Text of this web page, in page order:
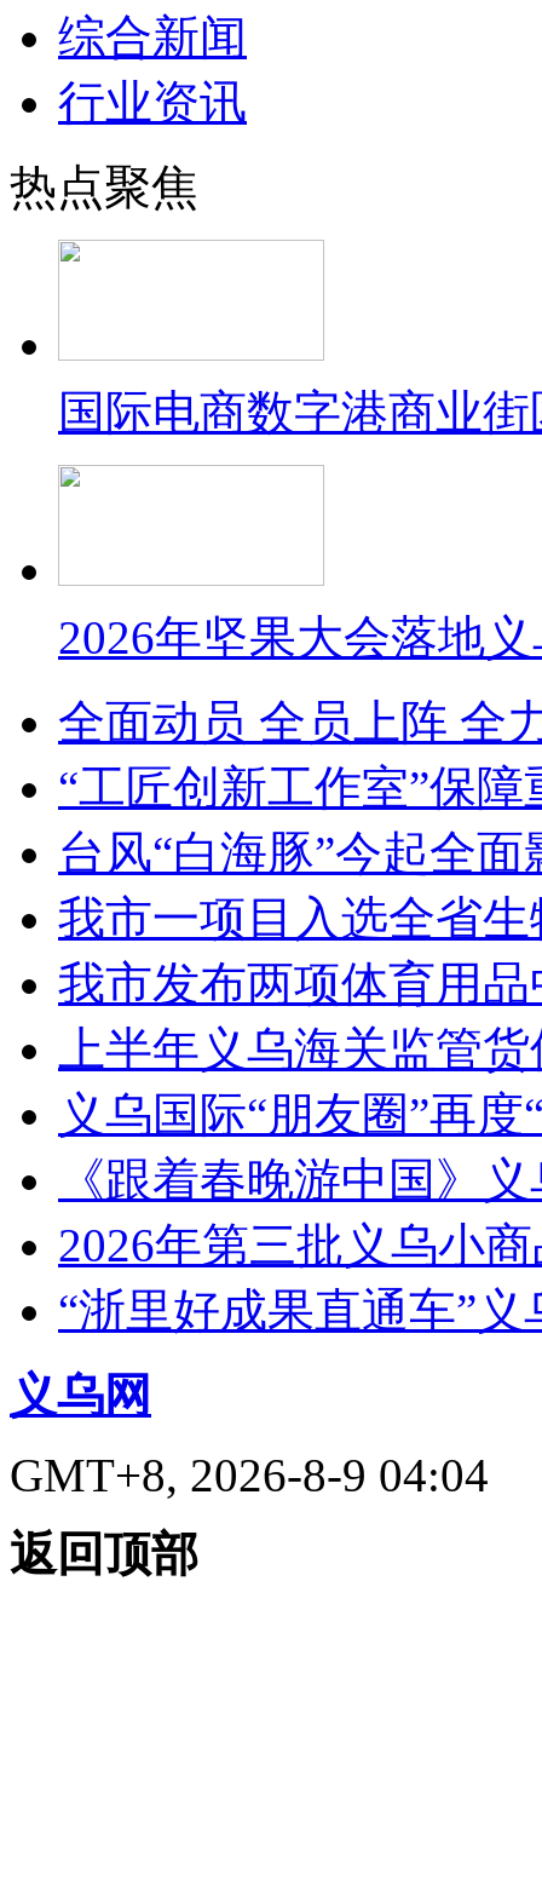
综合新闻
行业资讯
热点聚焦
国际电商数字港商业
2026年坚果大会落地
全面动员 全员上阵 全
“工匠创新工作室”保
台风“白海豚”今起全面
我市一项目入选全省
我市发布两项体育用
上半年义乌海关监管
义乌国际“朋友圈”再度
《跟着春晚游中国》
2026年第三批义乌小
“浙里好成果直通车”
义乌网
GMT+8, 2026-8-9 04:04
返回顶部